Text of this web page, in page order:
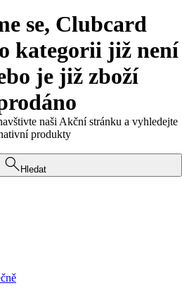
se, Clubcard
kategorii již není
je již zboží
naši Akční stránku a vyhledejte
produkty
Hledat